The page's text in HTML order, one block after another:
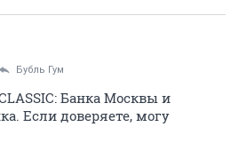
Бубль Гум
Банка Москвы и
Если доверяете, могу